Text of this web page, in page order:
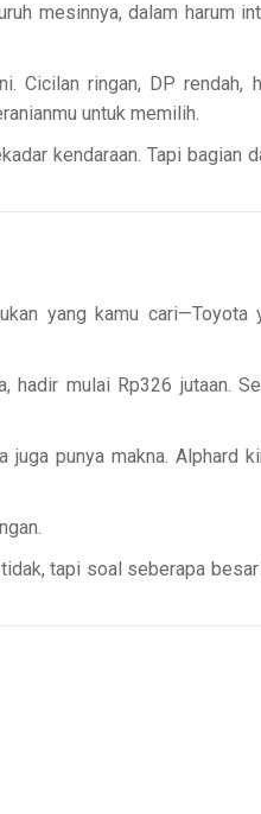
mesinnya, dalam harum
Cicilan ringan, DP rendah,
untuk memilih.
kendaraan. Tapi bagian
yang kamu cari—Toyota
mulai Rp326 jutaan.
punya makna. Alphard
tapi soal seberapa